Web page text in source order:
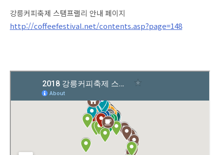
강릉커피축제 스탬프랠리 안내 페이지
http://coffeefestival.net/contents.asp?page=148